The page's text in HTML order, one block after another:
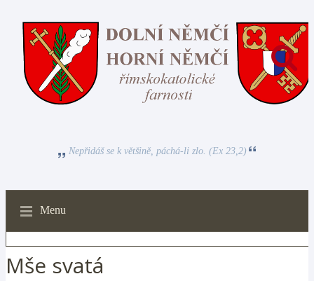
Nepřidáš se k většině, páchá-li zlo. (Ex 23,2)
Menu
Mše svatá